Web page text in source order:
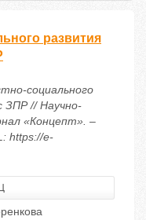
развития
социального
ЗПР // Научно-
«Концепт». –
https://e-